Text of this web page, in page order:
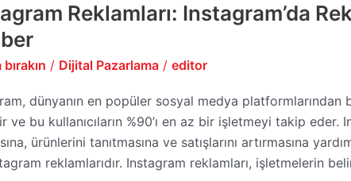
Reklamları: Instagram’da
/ Dijital Pazarlama / editor
dünyanın en popüler sosyal medya platformlarından
ve bu kullanıcıların %90’ı en az bir işletmeyi takip
ürünlerini tanıtmasına ve satışlarını artırmasına
reklamlarıdır. Instagram reklamları, işletmelerin